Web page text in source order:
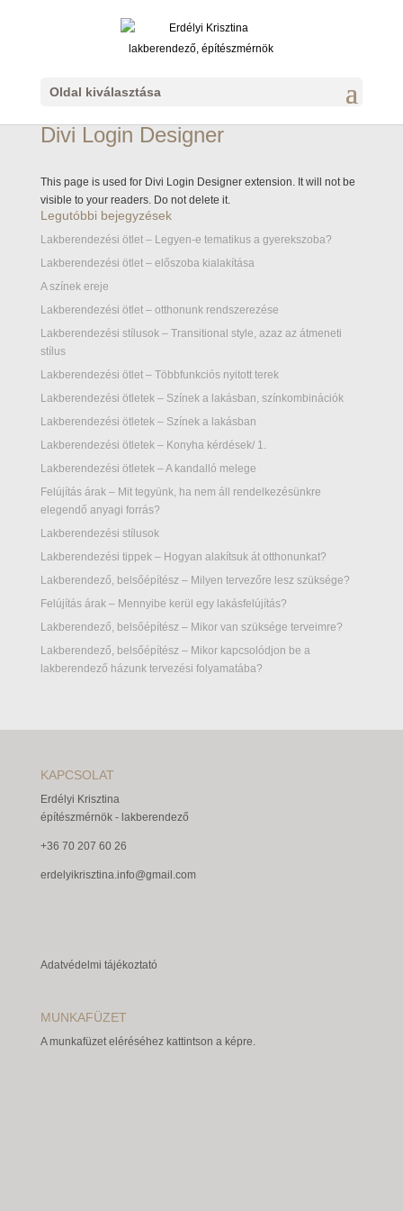
Oldal kiválasztása
Divi Login Designer
This page is used for Divi Login Designer extension. It will not be
visible to your readers. Do not delete it.
Legutóbbi bejegyzések
Lakberendezési ötlet – Legyen-e tematikus a gyerekszoba?
Lakberendezési ötlet – előszoba kialakítása
A színek ereje
Lakberendezési ötlet – otthonunk rendszerezése
Lakberendezési stílusok – Transitional style, azaz az átmeneti
stílus
Lakberendezési ötlet – Többfunkciós nyitott terek
Lakberendezési ötletek – Színek a lakásban, színkombinációk
Lakberendezési ötletek – Színek a lakásban
Lakberendezési ötletek – Konyha kérdések/ 1.
Lakberendezési ötletek – A kandalló melege
Felújítás árak – Mit tegyünk, ha nem áll rendelkezésünkre
elegendő anyagi forrás?
Lakberendezési stílusok
Lakberendezési tippek – Hogyan alakítsuk át otthonunkat?
Lakberendező, belsőépítész – Milyen tervezőre lesz szüksége?
Felújítás árak – Mennyibe kerül egy lakásfelújítás?
Lakberendező, belsőépítész – Mikor van szüksége terveimre?
Lakberendező, belsőépítész – Mikor kapcsolódjon be a
lakberendező házunk tervezési folyamatába?
KAPCSOLAT
Erdélyi Krisztina
építészmérnök - lakberendező
+36 70 207 60 26
erdelyikrisztina.info@gmail.com
Adatvédelmi tájékoztató
MUNKAFÜZET
A munkafüzet eléréséhez kattintson a képre.